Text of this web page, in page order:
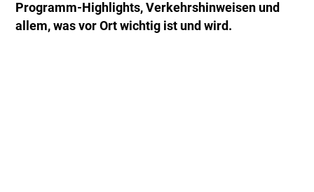
Programm-Highlights, Verkehrshinweisen und
allem, was vor Ort wichtig ist und wird.